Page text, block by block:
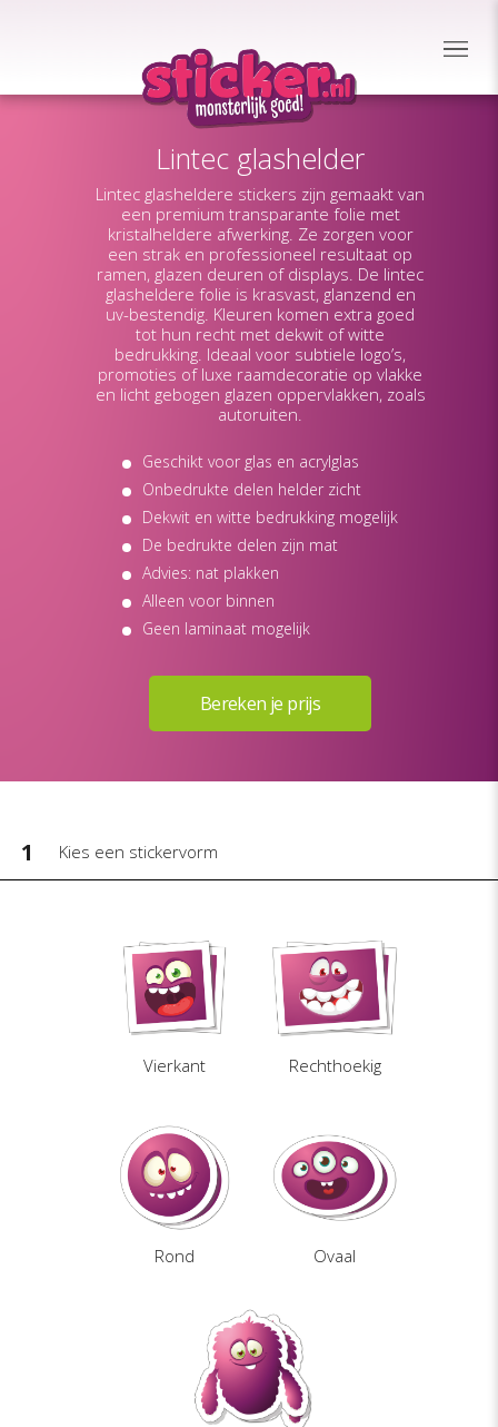
Lintec glashelder
Lintec glasheldere stickers zijn gemaakt van
een premium transparante folie met
kristalheldere afwerking. Ze zorgen voor
een strak en professioneel resultaat op
ramen, glazen deuren of displays. De lintec
glasheldere folie is krasvast, glanzend en
uv-bestendig. Kleuren komen extra goed
tot hun recht met dekwit of witte
bedrukking. Ideaal voor subtiele logo’s,
promoties of luxe raamdecoratie op vlakke
en licht gebogen glazen oppervlakken, zoals
autoruiten.
Geschikt voor glas en acrylglas
Onbedrukte delen helder zicht
Dekwit en witte bedrukking mogelijk
De bedrukte delen zijn mat
Advies: nat plakken
Alleen voor binnen
Geen laminaat mogelijk
1 Kies een stickervorm
Vierkant Rechthoekig
Rond Ovaal